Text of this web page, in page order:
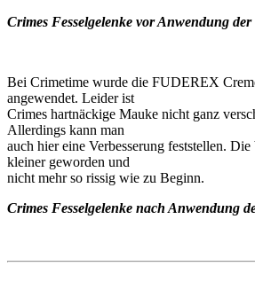
Crimes Fesselgelenke vor Anwendung
Bei Crimetime wurde die FUDEREX
angewendet. Leider ist
Crimes hartnäckige Mauke nicht ganz
Allerdings kann man
auch hier eine Verbesserung feststellen.
kleiner geworden und
nicht mehr so rissig wie zu Beginn.
Crimes Fesselgelenke nach Anwendung